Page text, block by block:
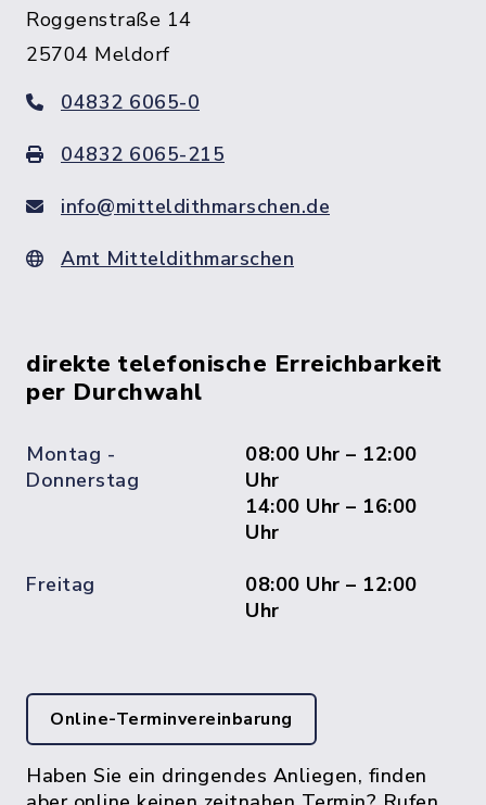
Roggenstraße 14
25704 Meldorf
04832 6065-0
04832 6065-215
info@mitteldithmarschen.de
Amt Mitteldithmarschen
direkte telefonische Erreichbarkeit
per Durchwahl
Montag -
Donnerstag
08:00 Uhr – 12:00
Uhr
14:00 Uhr – 16:00
Uhr
Freitag
08:00 Uhr – 12:00
Uhr
Online-Terminvereinbarung
Haben Sie ein dringendes Anliegen, finden